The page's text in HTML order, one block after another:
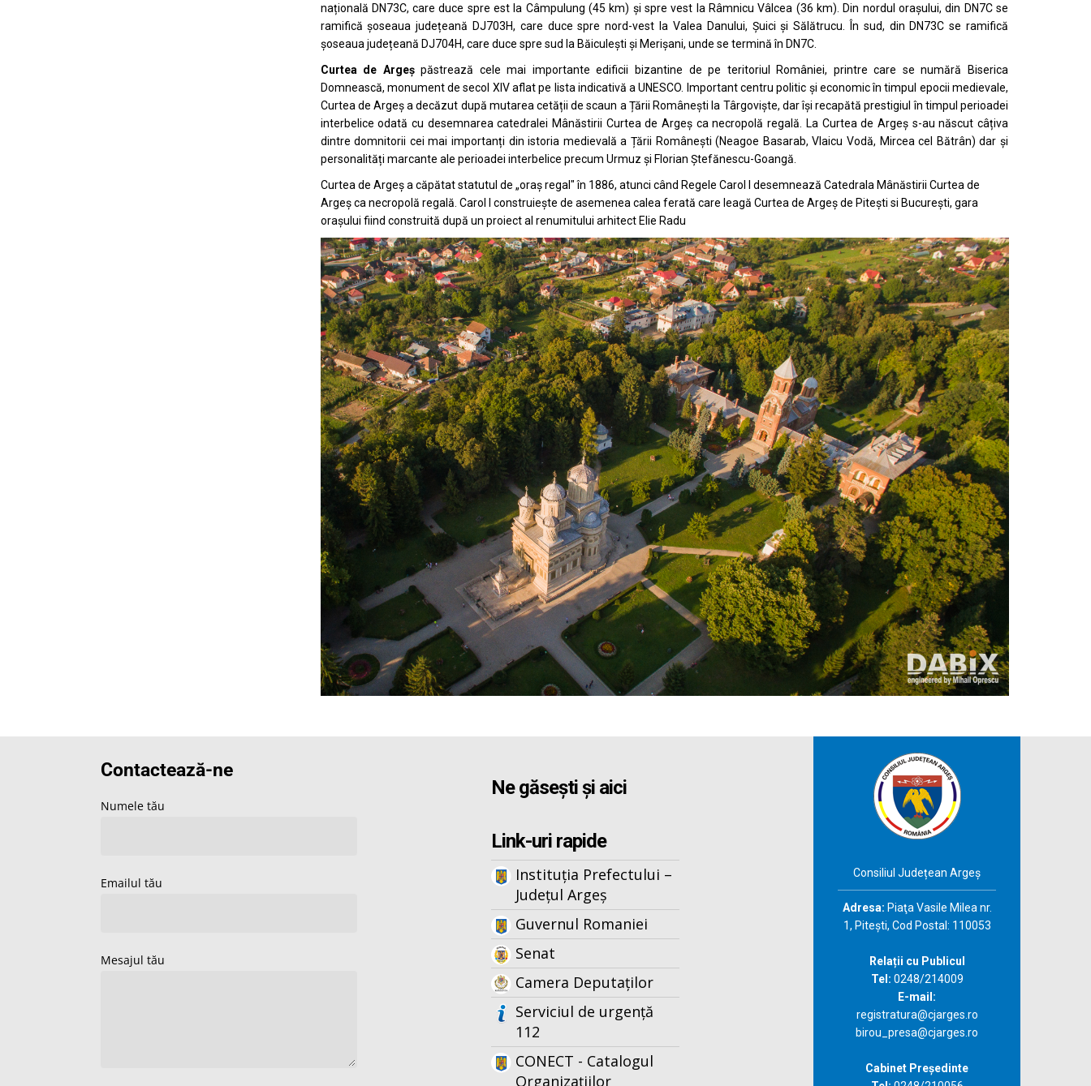
națională DN73C, care duce spre est la Câmpulung (45 km) și spre vest la Râmnicu Vâlcea (36 km). Din nordul orașului, din DN7C se
ramifică șoseaua județeană DJ703H, care duce spre nord-vest la Valea Danului, Șuici șiSălătrucu . În sud, din DN73C se ramifică
șoseaua județeană DJ704H, care duce spre sud la Băiculești și Merișani, unde se termină în DN7C.
Curtea de Argeșpăstrează cele mai importante edificii bizantine de pe teritoriul României, printre care se numără
Biserica
Domnească, monument de secol XIV aflat pe lista indicativă aUNESCO . Important centru politic și economic în timpul epocii medievale,
Curtea de Argeș a decăzut după mutarea cetății de scaun a Țării Românești la Târgoviște, dar își recapătă prestigiul în timpul perioadei
interbelice odată cu desemnarea catedralei Mânăstirii Curtea de Argeș ca necropolă regală. La Curtea de Argeș s-au născut câțiva
dintre domnitorii cei mai importanți din istoria medievală a Țării Românești (Neagoe Basarab,Vlaicu Vodă, Mircea cel Bătrân) dar și
personalități marcante ale perioadei interbelice precum Urmuz și Florian Ștefănescu-Goangă
Curtea de Argeș a căpătat statutul de „oraș regal" în 1886, atunci când Regele Carol I
desemnează Catedrala Mânăstirii Curtea de
Argeș ca necropolă regală. Carol I construiește de asemenea calea ferată care leagă Curtea de Argeș de Pitești si București, gara
orașului fiind construită după un proiect al renumitului arhitect Elie Radu
Ne găsești și aici
Link-uri rapide
Instituția Prefectului –
Județul Argeș
Guvernul Romaniei
Senat
Camera Deputaților
Serviciul de urgență
112
CONECT - Catalogul
Organizațiilor
Consiliul Județean Argeș
Adresa: Piaţa Vasile Milea nr.
1, Piteşti, Cod Postal: 110053
Relații cu Publicul
Tel: 0248/214009
E-mail:
registratura@cjarges.ro
birou_presa@cjarges.ro
Cabinet Președinte